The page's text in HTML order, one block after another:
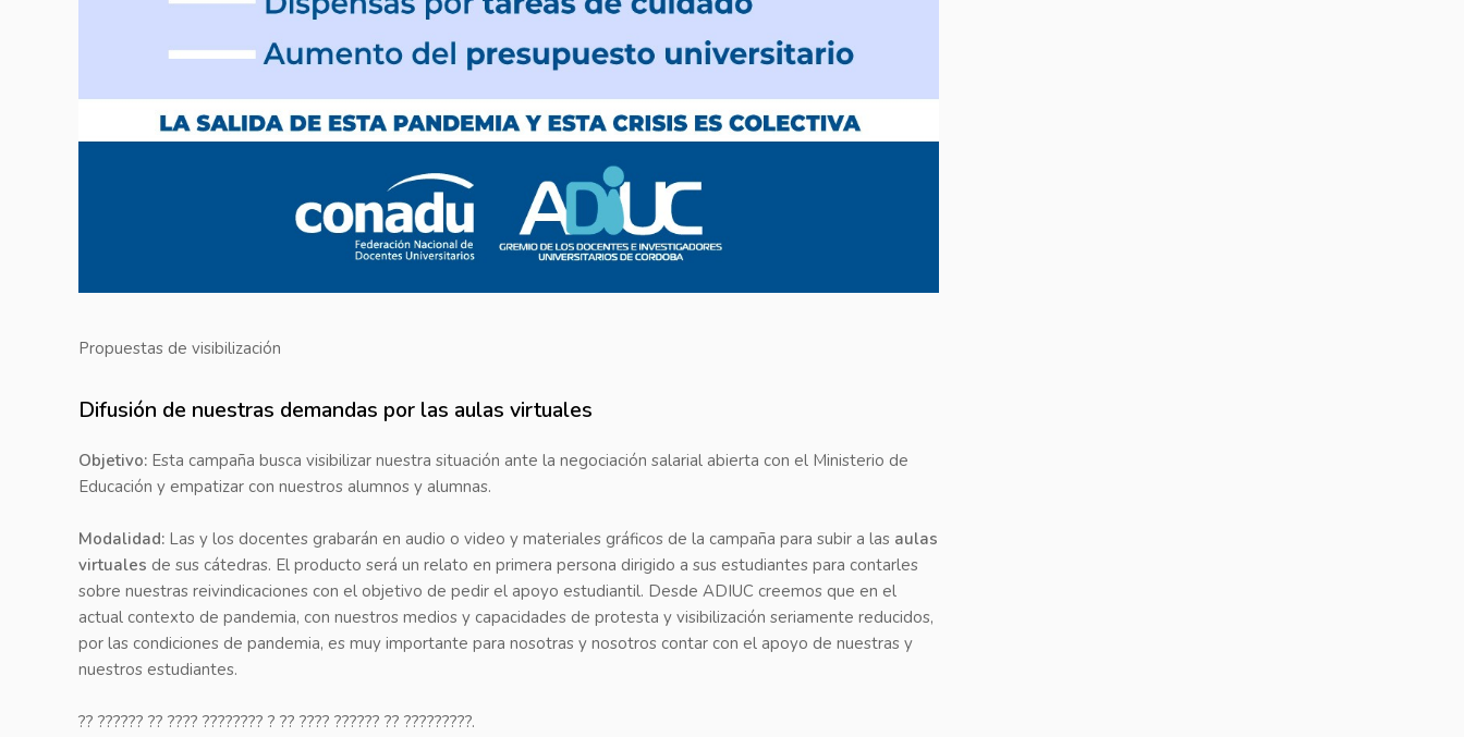
Propuestas de visibilización
Difusión de nuestras demandas por las aulas virtuales
Objetivo: Esta campaña busca visibilizar nuestra situación ante la negociación salarial abierta con el Ministerio de
Educación y empatizar con nuestros alumnos y alumnas.
Modalidad: Las y los docentes grabarán en audio o video y materiales gráficos de la campaña para subir a las aulas
virtuales de sus cátedras. El producto será un relato en primera persona dirigido a sus estudiantes para contarles
sobre nuestras reivindicaciones con el objetivo de pedir el apoyo estudiantil. Desde ADIUC creemos que en el
actual contexto de pandemia, con nuestros medios y capacidades de protesta y visibilización seriamente reducidos,
por las condiciones de pandemia, es muy importante para nosotras y nosotros contar con el apoyo de nuestras y
nuestros estudiantes.
?? ?????? ?? ???? ???????? ? ?? ???? ?????? ?? ?????????.